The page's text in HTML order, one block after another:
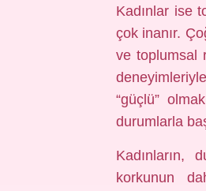
Kadınlar ise
çok inanır.
ve toplumsal
“güçlü”
durumlarla
Kadınların,
korkunun